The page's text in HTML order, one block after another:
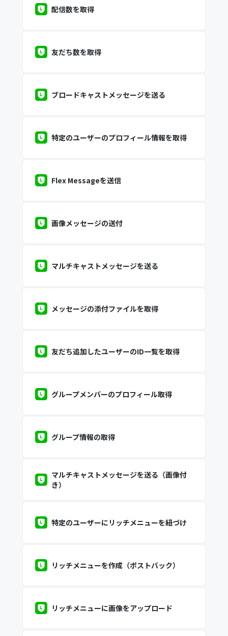
配信数を取得
友だち数を取得
ブロードキャストメッセージを送る
特定のユーザーのプロフィール情報を取得
Flex Messageを送信
画像メッセージの送付
マルチキャストメッセージを送る
メッセージの添付ファイルを取得
友だち追加したユーザーのID一覧を取得
グループメンバーのプロフィール取得
グループ情報の取得
マルチキャストメッセージを送る（画像付
き）
特定のユーザーにリッチメニューを紐づけ
リッチメニューを作成（ポストバック）
リッチメニューに画像をアップロード